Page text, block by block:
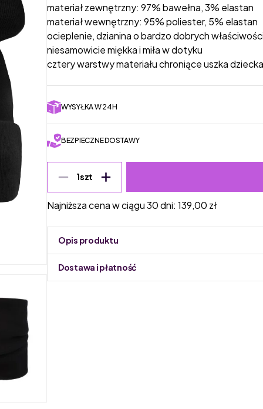
materiał zewnętrzny: 97% bawełna, 3% elastan
materiał wewnętrzny: 95% poliester, 5% elastan
ocieplenie, dzianina o bardzo dobrych
niesamowicie miękka i miła w dotyku
cztery warstwy materiału chroniące uszka dziecka
WYSYŁKA W 24H
BEZPIECZNE DOSTAWY
1szt
Najniższa cena w ciągu 30 dni: 139,00 zł
Opis produktu
Dostawa i płatność